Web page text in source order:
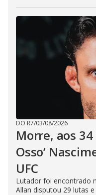
DO R7/03/08/2026
Morre, aos
Osso’
UFC
Lutador foi encontrado
Allan disputou 29 lutas